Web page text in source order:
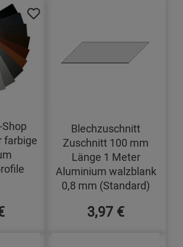
farbige
Blechzuschnitt
Zuschnitt 100 mm
Länge 1 Meter
Aluminium walzblank
0,8 mm (Standard)
3,97 €